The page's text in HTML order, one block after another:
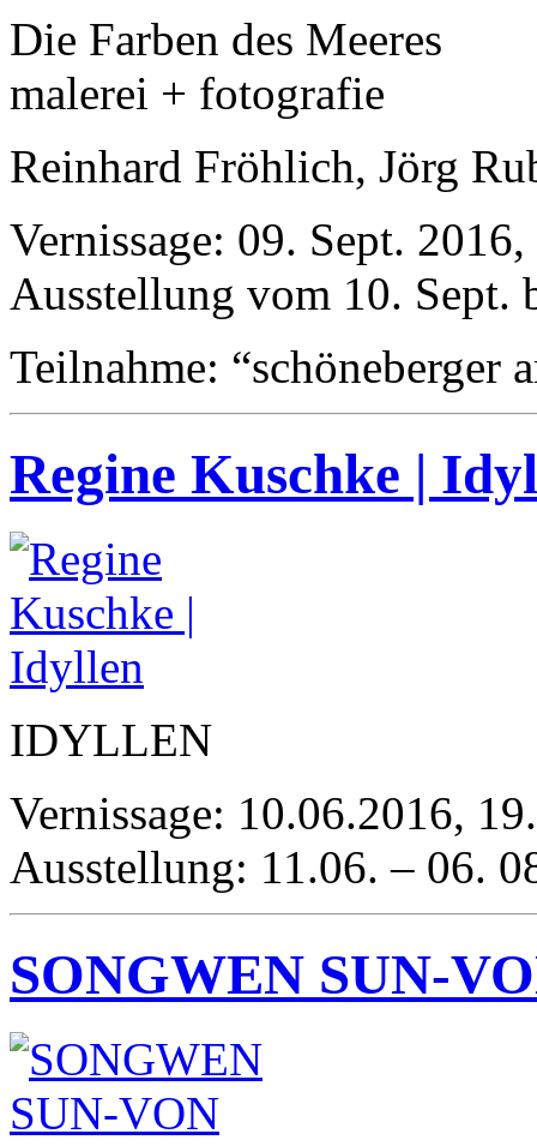
Die Farben des Meeres
malerei + fotografie
Reinhard Fröhlich, Jörg
Vernissage: 09. Sept.
Ausstellung vom 10. Sept.
Teilnahme: “schöneberger
Regine Kuschke |
IDYLLEN
Vernissage: 10.06.2016,
Ausstellung: 11.06. – 06.
SONGWEN SUN-